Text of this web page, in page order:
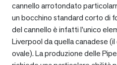
cannello arrotondato
un bocchino standard corto di
del cannello è infatti l’unico
Liverpool da quella canadese
ovale). La produzione delle